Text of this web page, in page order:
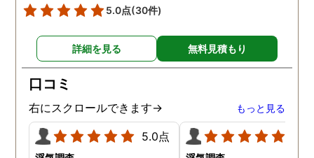
5.0点(30件)
詳細を見る 無料見積もり
口コミ
右にスクロールできます→ もっと見る
5.0点